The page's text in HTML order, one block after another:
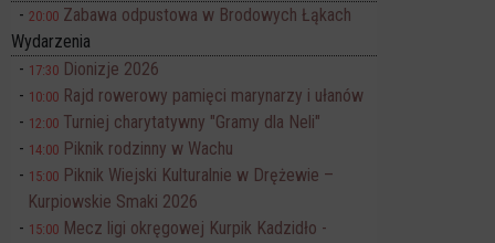
20:00 Zabawa odpustowa w Brodowych Łąkach
Wydarzenia
17:30 Dionizje 2026
10:00 Rajd rowerowy pamięci marynarzy i ułanów
12:00 Turniej charytatywny "Gramy dla Neli"
14:00 Piknik rodzinny w Wachu
15:00 Piknik Wiejski Kulturalnie w Drężewie –
Kurpiowskie Smaki 2026
15:00 Mecz ligi okręgowej Kurpik Kadzidło -